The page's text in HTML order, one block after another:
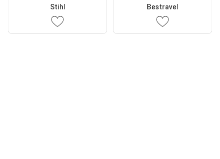
Stihl Bestravel